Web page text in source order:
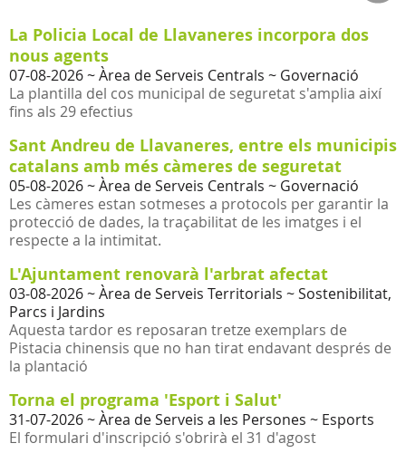
La Policia Local de Llavaneres incorpora dos
nous agents
07-08-2026~ Àrea de Serveis Centrals ~ Governació
La plantilla del cos municipal de seguretat s'amplia així
fins als 29 efectius
Sant Andreu de Llavaneres, entre els municipis
catalans amb més càmeres de seguretat
05-08-2026~ Àrea de Serveis Centrals ~ Governació
Les càmeres estan sotmeses a protocols per garantir la
protecció de dades, la traçabilitat de les imatges i el
respecte a la intimitat.
L'Ajuntament renovarà l'arbrat afectat
03-08-2026~ Àrea de Serveis Territorials ~ Sostenibilitat,
Parcs i Jardins
Aquesta tardor es reposaran tretze exemplars de
Pistacia chinensis que no han tirat endavant després de
la plantació
Torna el programa 'Esport i Salut'
31-07-2026~ Àrea de Serveis a les Persones ~ Esports
El formulari d'inscripció s'obrirà el 31 d'agost